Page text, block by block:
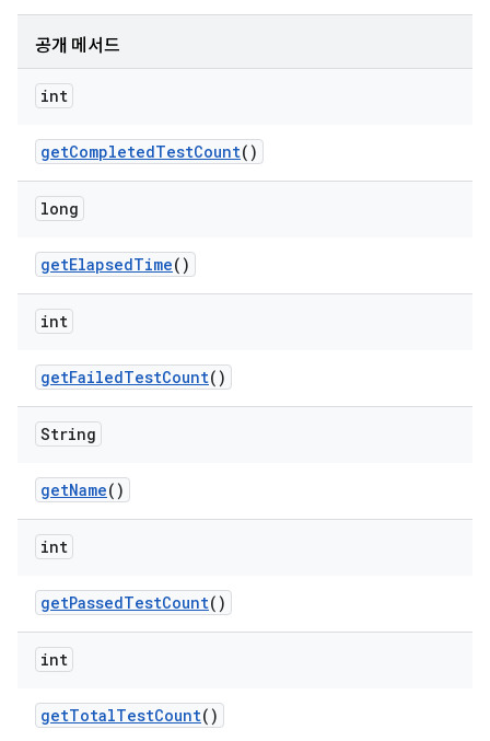
공개 메서드
int
getCompletedTestCount()
long
getElapsedTime()
int
getFailedTestCount()
String
getName()
int
getPassedTestCount()
int
getTotalTestCount()